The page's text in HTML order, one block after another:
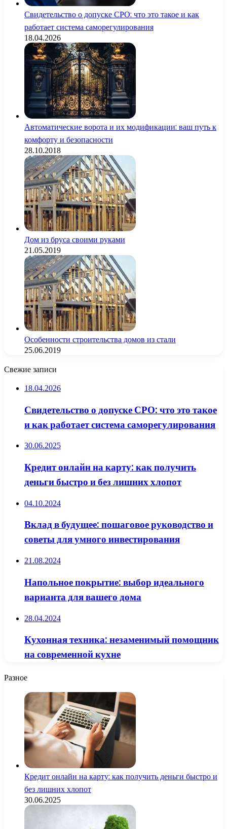
Свидетельство о допуске СРО: что это такое и как
работает система саморегулирования
18.04.2026
Автоматические ворота и их модификации: ваш путь к
комфорту и безопасности
28.10.2018
Дом из бруса своими руками
21.05.2019
Особенности строительства домов из стали
25.06.2019
Свежие записи
18.04.2026
Свидетельство о допуске СРО: что это такое
и как работает система саморегулирования
30.06.2025
Кредит онлайн на карту: как получить
деньги быстро и без лишних хлопот
04.10.2024
Вклад в будущее: пошаговое руководство и
советы для умного инвестирования
21.08.2024
Напольное покрытие: выбор идеального
варианта для вашего дома
28.04.2024
Кухонная техника: незаменимый помощник
на современной кухне
Разное
Кредит онлайн на карту: как получить деньги быстро и
без лишних хлопот
30.06.2025